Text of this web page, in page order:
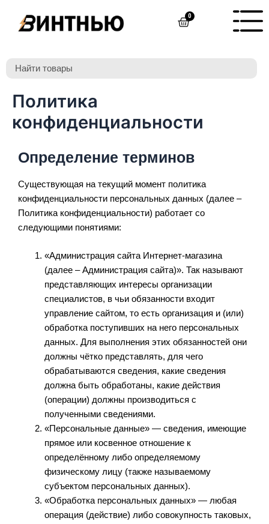
содержимому
0Cart
Политика
конфиденциальности
Определение терминов
Существующая на текущий момент политика
конфиденциальности персональных данных (далее –
Политика конфиденциальности) работает со
следующими понятиями:
«Администрация сайта Интернет-магазина
(далее – Администрация сайта)». Так называют
представляющих интересы организации
специалистов, в чьи обязанности входит
управление сайтом, то есть организация и (или)
обработка поступивших на него персональных
данных. Для выполнения этих обязанностей они
должны чётко представлять, для чего
обрабатываются сведения, какие сведения
должна быть обработаны, какие действия
(операции) должны производиться с
полученными сведениями.
«Персональные данные» — сведения, имеющие
прямое или косвенное отношение к
определённому либо определяемому
физическому лицу (также называемому
субъектом персональных данных).
«Обработка персональных данных» — любая
операция (действие) либо совокупность таковых,